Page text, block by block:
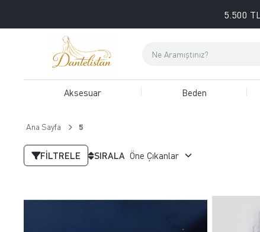
5.500
Aksesuar Beden
Ana Sayfa 5
FILTRELE SIRALA